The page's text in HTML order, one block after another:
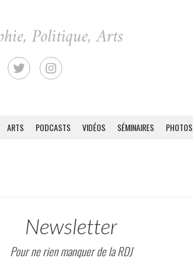
ARTS PODCASTS VIDÉOS SÉMINAIRES PHOTOS
Newsletter
Pour ne rien manquer de la RDJ